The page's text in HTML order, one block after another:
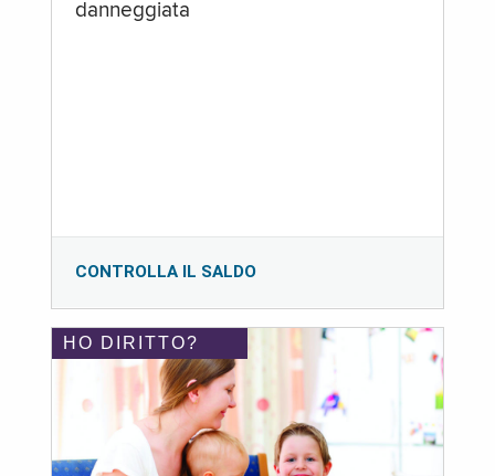
danneggiata
CONTROLLA IL SALDO
HO DIRITTO?